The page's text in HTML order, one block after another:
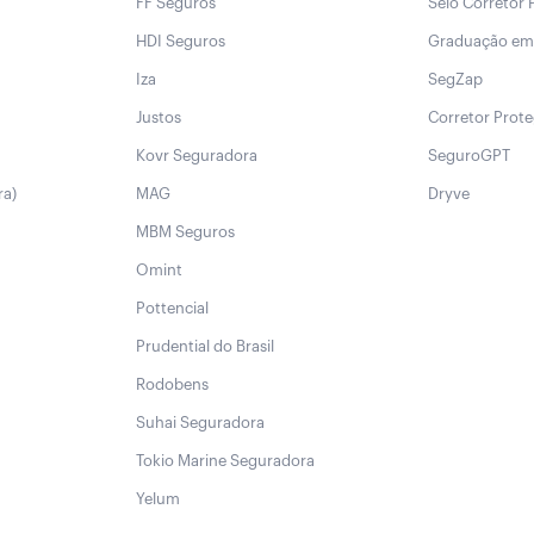
HDI Seguros
Iza
Justos
Kovr Seguradora
MAG
MBM Seguros
Omint
Pottencial
Prudential do Brasil
Rodobens
Suhai Seguradora
Tokio Marine Seguradora
Yelum
Graduação
SegZap
Corretor
SeguroGPT
Dryve